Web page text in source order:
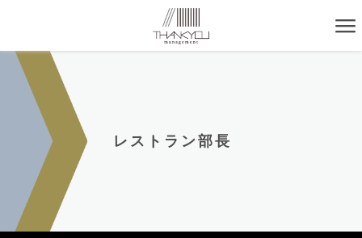
レストラン部長